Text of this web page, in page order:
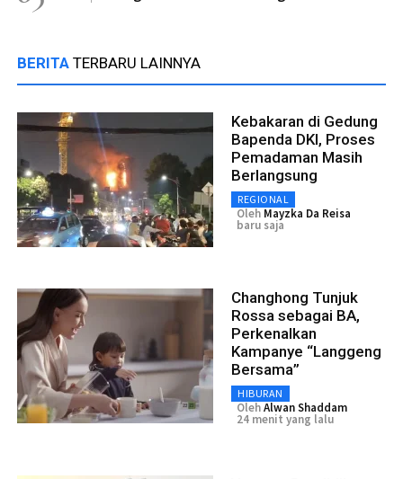
BERITA TERBARU LAINNYA
Kebakaran di Gedung
Bapenda DKI, Proses
Pemadaman Masih
Berlangsung
REGIONAL
Oleh Mayzka Da Reisa
baru saja
Changhong Tunjuk
Rossa sebagai BA,
Perkenalkan
Kampanye “Langgeng
Bersama”
HIBURAN
OlehAlwan Shaddam
24 menit yang lalu